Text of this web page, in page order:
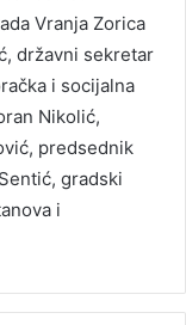
Vranja Zorica
državni sekretar
i socijalna
Nikolić,
predsednik
gradski
i